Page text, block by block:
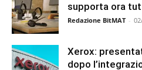
supporta ora
Redazione BitMAT -
Xerox:
dopo